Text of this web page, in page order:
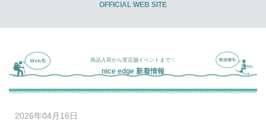
OFFICIAL WEB SITE
商品入荷から実店舗イベントまで！
nice edge 新着情報
2026年04月16日